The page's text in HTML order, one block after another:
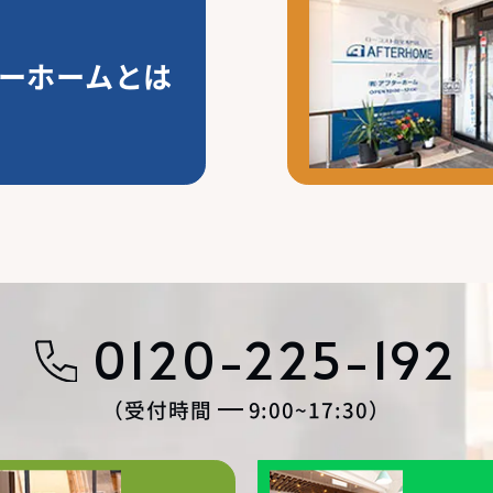
ホームとは
0120-225-192
受付時間 9:00~17:30